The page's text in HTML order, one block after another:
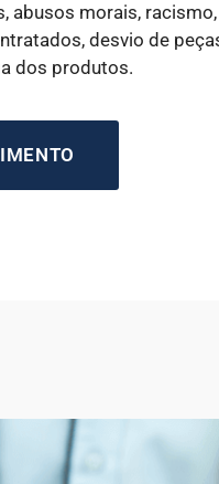
abusos morais,
desvio de
dos produtos.